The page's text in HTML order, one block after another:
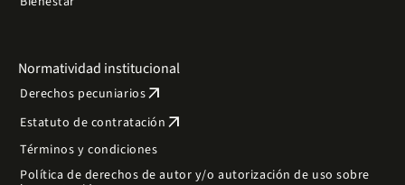
Normatividad institucional
Derechos pecuniariosarrow_outward
Estatuto de contratación arrow_outward
Términos y condiciones
Política de derechos de autor y/o autorización de uso sobre